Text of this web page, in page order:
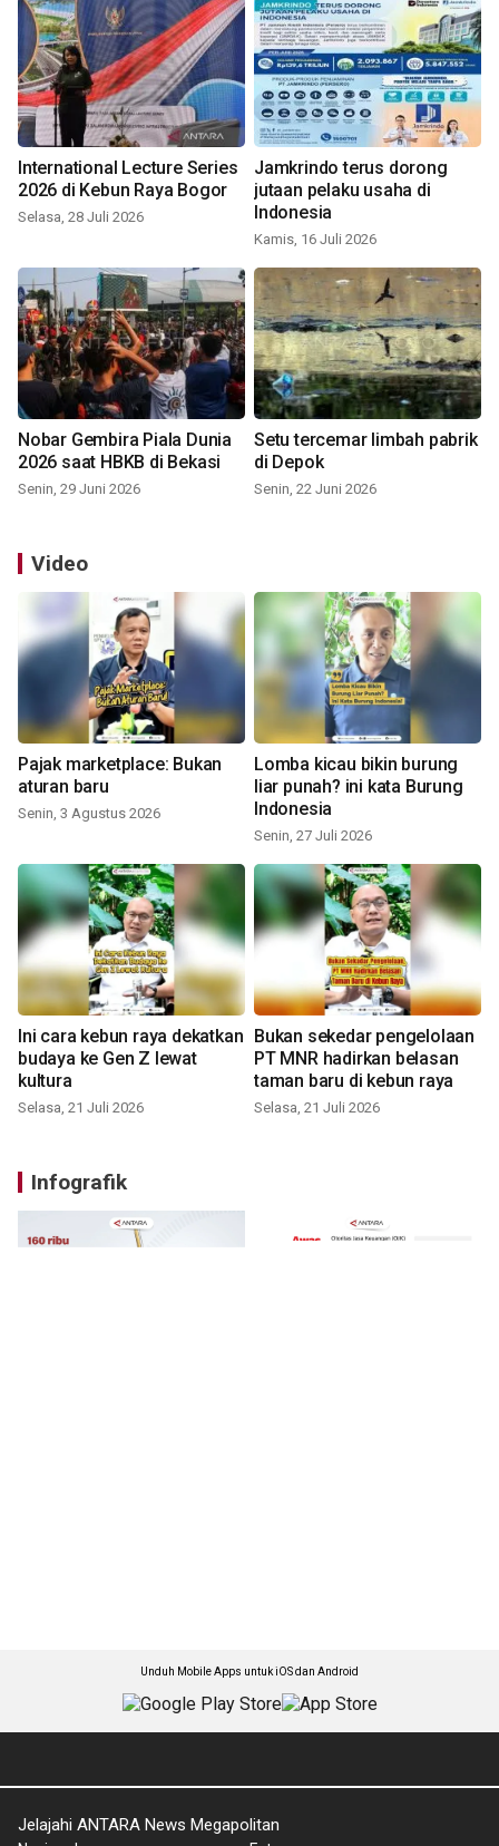
International Lecture Series
2026 di Kebun Raya Bogor
Selasa, 28 Juli 2026
Jamkrindo terus dorong
jutaan pelaku usaha di
Indonesia
Kamis, 16 Juli 2026
Nobar Gembira Piala Dunia
2026 saat HBKB di Bekasi
Senin, 29 Juni 2026
Setu tercemar limbah pabrik
di Depok
Senin, 22 Juni 2026
Video
Pajak marketplace: Bukan
aturan baru
Senin, 3 Agustus 2026
Lomba kicau bikin burung
liar punah? ini kata Burung
Indonesia
Senin, 27 Juli 2026
Ini cara kebun raya dekatkan
budaya ke Gen Z lewat
kultura
Selasa, 21 Juli 2026
Bukan sekedar pengelolaan
PT MNR hadirkan belasan
taman baru di kebun raya
Selasa, 21 Juli 2026
Infografik
Unduh Mobile Apps untuk iOS dan Android
Jelajahi ANTARA News Megapolitan